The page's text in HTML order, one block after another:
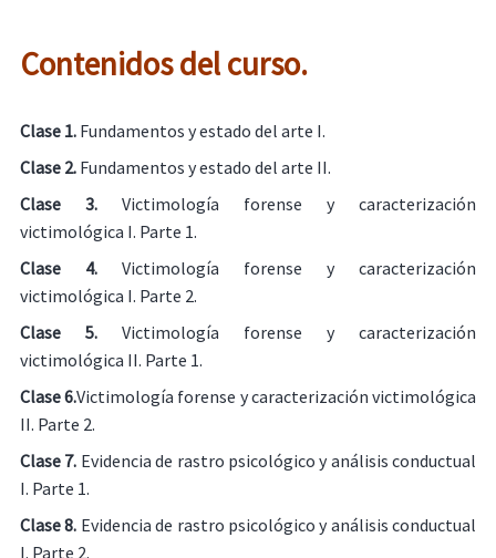
Contenidos del curso.
Clase 1. Fundamentos y estado del arte I.
Clase 2. Fundamentos y estado del arte II.
Clase 3. Victimología forense y caracterización
victimológica I. Parte 1.
Clase 4.Victimología forense y caracterización
victimológica I. Parte 2.
Clase 5.Victimología forense y caracterización
victimológica II. Parte 1.
Clase 6.Victimología forense y caracterización victimológica
II. Parte 2.
Clase 7. Evidencia de rastro psicológico y análisis conductual
I. Parte 1.
Clase 8. Evidencia de rastro psicológico y análisis conductual
I. Parte 2.